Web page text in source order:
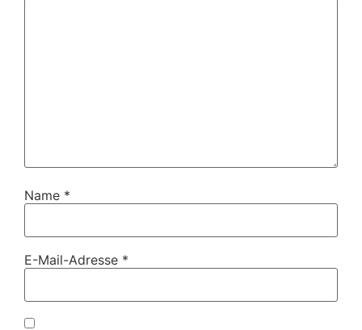
Name *
E-Mail-Adresse *